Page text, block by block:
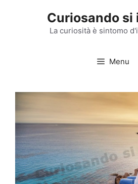
Curiosando si
La curiosità è sintomo
Menu